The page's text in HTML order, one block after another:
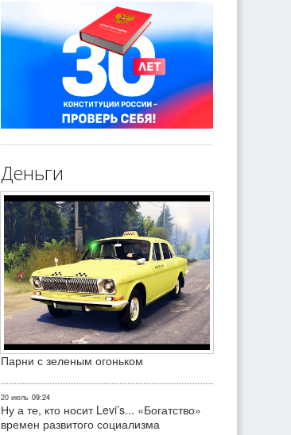
Деньги
Парни с зеленым огоньком
20 июль 09:24
Ну а те, кто носит Levi’s... «Богатство»
времен развитого социализма